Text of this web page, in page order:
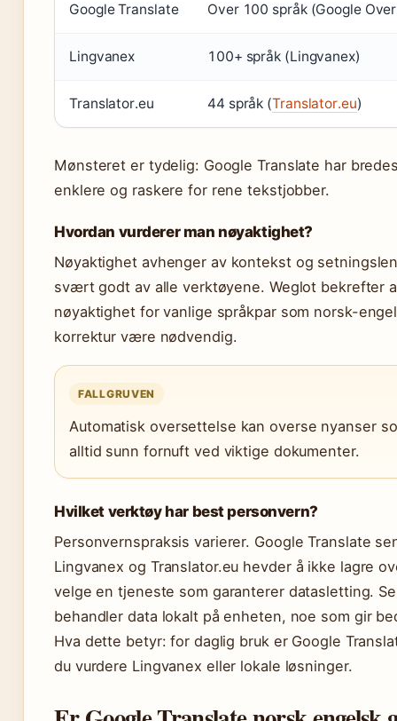
Google Translate Over 100 språk (Google
Lingvanex 100+ språk (Lingvanex)
Translator.eu 44 språk (Translator.eu)
Mønsteret er tydelig: Google Translate har
enklere og raskere for rene tekstjobber.
Hvordan vurderer man nøyaktighet?
Nøyaktighet avhenger av kontekst og
svært godt av alle verktøyene. Weglot bekrefter
nøyaktighet for vanlige språkpar som norsk-
korrektur være nødvendig.
FALLGRUVEN
Automatisk oversettelse kan overse nyanser
alltid sunn fornuft ved viktige dokumenter.
Hvilket verktøy har best personvern?
Personvernspraksis varierer. Google Translate
Lingvanex og Translator.eu hevder å ikke lagre
velge en tjeneste som garanterer datasletting.
behandler data lokalt på enheten, noe som gir
Hva dette betyr: for daglig bruk er Google
du vurdere Lingvanex eller lokale løsninger.